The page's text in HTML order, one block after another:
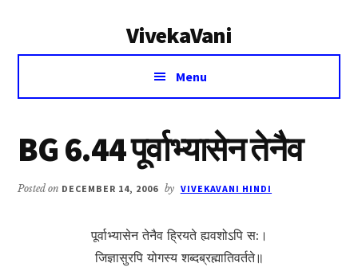
VivekaVani
Voice
Vivekananda
Menu
BG 6.44 पूर्वाभ्यासेन तेनैव
Posted on DECEMBER 14, 2006 by VIVEKAVANI HINDI
पूर्वाभ्यासेन तेनैव ह्रियते ह्यवशोऽपि स:।
जिज्ञासुरपि योगस्य शब्दब्रह्मातिवर्तते॥